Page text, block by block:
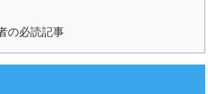
の必読記事